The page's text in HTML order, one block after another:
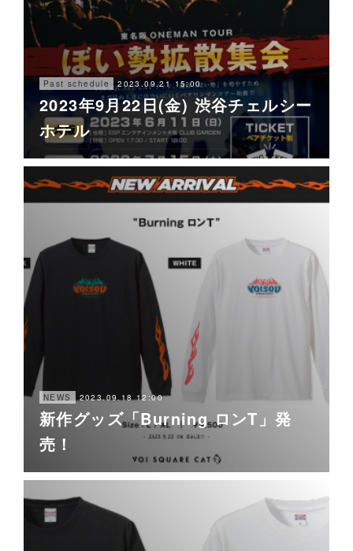
Past schedule 2023.09.21 15:00
2023年9月22日(金) 渋谷チェルシー
ホテル
NEWS 2023.09.18 12:00
新作グッズ「Burning ロンT」発
売！